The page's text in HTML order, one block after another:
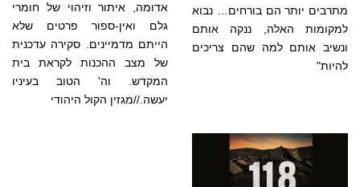
מתרבים יותר הם בורחים… נבוא
למקומות האלה, ננקה אותם
ונשיב אותם למה שהם צריכים
להיות"
אדומה, איתור וזיהוי של חומרי
גלם ואין-ספור פרטים שלא
הייתם מדמיינים. סקירה עדכנית
של מצב ההכנות לקראת בית
המקדש. וה' הטוב בעיניו
יעשה.//מגזין הקול היהודי